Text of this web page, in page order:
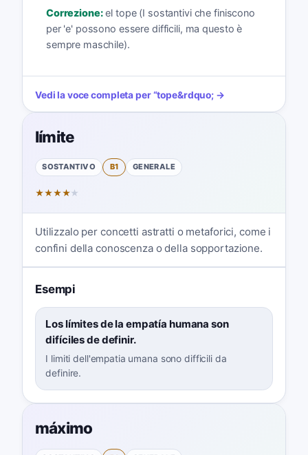
Correzione: el tope (I sostantivi che finiscono
per 'e' possono essere difficili, ma questo è
sempre maschile).
Vedi la voce completa per“tope&rdquo; →
límite
SOSTANTIVO B1 GENERALE
★★★★★
Utilizzalo per concetti astratti o metaforici, come i
confini della conoscenza o della sopportazione.
Esempi
Los límites de la empatía humana son
difíciles de definir.
I limiti dell'empatia umana sono difficili da
definire.
máximo